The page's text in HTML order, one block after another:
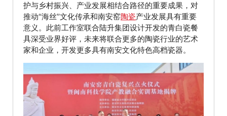
护与乡村振兴、产业发展相结合路径的重要成果，对
推动“海丝”文化传承和南安窑陶瓷产业发展具有重要
意义。此前工作室联合陆升集团设计开发的青白瓷餐
具深受业界好评，未来将联合更多的陶瓷行业的艺术
家和企业，开发更多具有南安文化特色高档瓷器。